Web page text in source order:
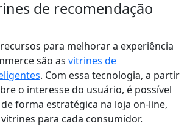
de recomendação
para melhorar a experiência
são as vitrines de
. Com essa tecnologia, a partir
o interesse do usuário, é possível
forma estratégica na loja on-line,
para cada consumidor.